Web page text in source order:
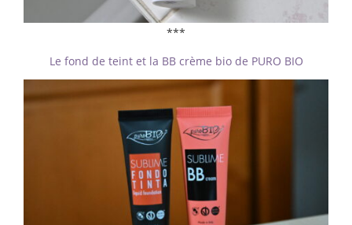
***
Le fond de teint et la BB crème bio de PURO BIO